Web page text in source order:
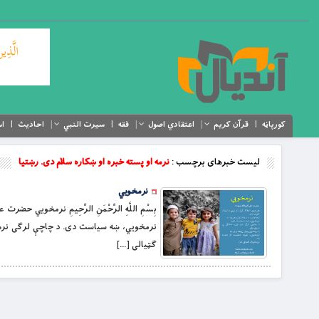
کورپاڼه قرآن کریم اعتقادي اصول فقه سیرت النبي احادیث
لیست خبرهای برچسب :نرمه او پسته خبره او ښکاره سلام دی. رښتیا
نرمخويي
بِسْمِ اللَّهِ الرَّحْمَنِ الرَّحِيمِ نرمخويي حضرت
نرمخویي، ښه سیاست دی. د چاچې لرګی
ګټیالی […]